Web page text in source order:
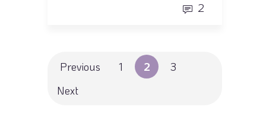
2
Previous 1 2
3
Next